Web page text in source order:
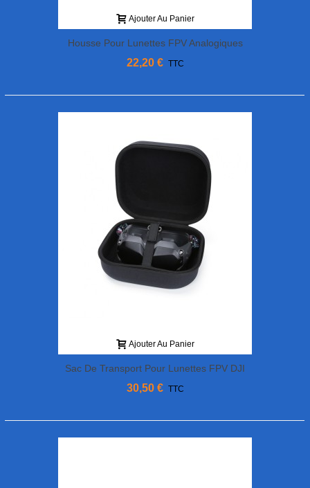
Ajouter Au Panier
Housse Pour Lunettes FPV Analogiques
ETHIX
22,20 € TTC
Ajouter Au Panier
Sac De Transport Pour Lunettes FPV DJI
30,50 € TTC